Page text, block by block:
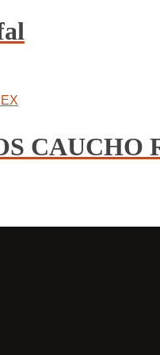
CAUCHO